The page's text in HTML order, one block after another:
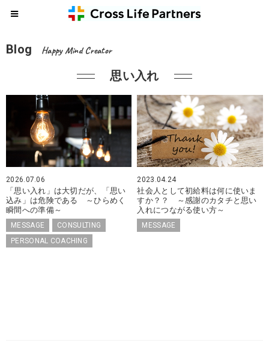
Blog Happy Mind Creator
思い入れ
2026.07.06
「思い入れ」は大切だが、「思い
込み」は危険である ～ひらめく
瞬間への準備～
MESSAGE
CONSULTING
PERSONAL COACHING
2023.04.24
社会人として初給料は何に使いま
すか？？ ～感謝のカタチと思い
入れにつながる使い方～
MESSAGE